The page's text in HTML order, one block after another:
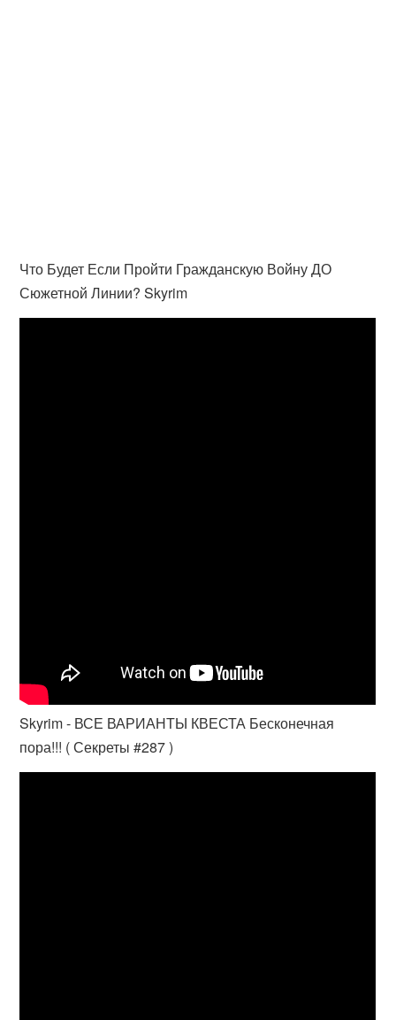
Что Будет Если Пройти Гражданскую Войну ДО
Сюжетной Линии? Skyrim
Skyrim - ВСЕ ВАРИАНТЫ КВЕСТА Бесконечная
пора!!! ( Секреты #287 )